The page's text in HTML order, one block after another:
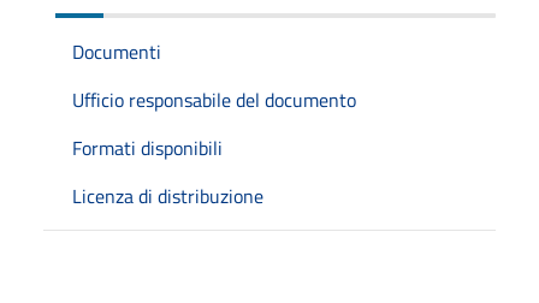
Documenti
Ufficio responsabile del documento
Formati disponibili
Licenza di distribuzione